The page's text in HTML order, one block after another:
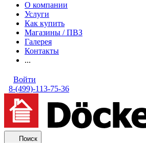
О компании
Услуги
Как купить
Магазины / ПВЗ
Галерея
Контакты
...
Войти
8-(499)-113-75-36
Поиск